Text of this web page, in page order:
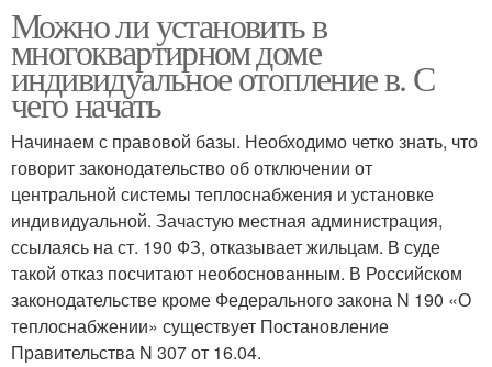
Можно ли установить в
многоквартирном доме
индивидуальное отопление в. С
чего начать
Начинаем с правовой базы. Необходимо четко знать, что
говорит законодательство об отключении от
центральной системы теплоснабжения и установке
индивидуальной. Зачастую местная администрация,
ссылаясь на ст. 190 ФЗ, отказывает жильцам. В суде
такой отказ посчитают необоснованным. В Российском
законодательстве кроме Федерального закона N 190 «О
теплоснабжении» существует Постановление
Правительства N 307 от 16.04.